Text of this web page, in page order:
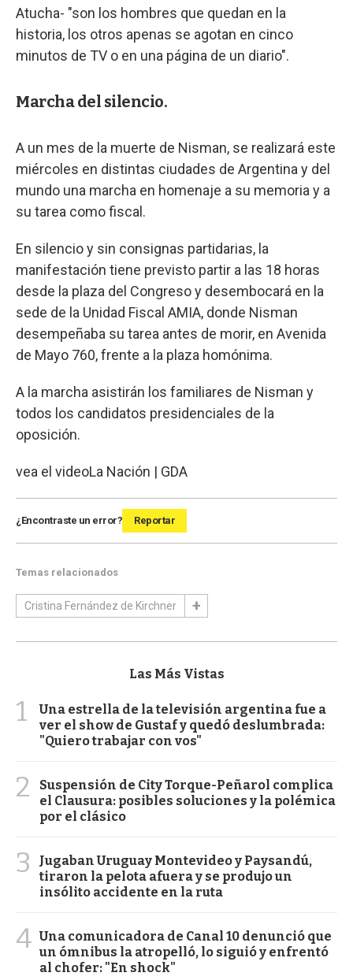
Atucha- "son los hombres que quedan en la
historia, los otros apenas se agotan en cinco
minutos de TV o en una página de un diario".
Marcha del silencio.
A un mes de la muerte de Nisman, se realizará este
miércoles en distintas ciudades de Argentina y del
mundo una marcha en homenaje a su memoria y a
su tarea como fiscal.
En silencio y sin consignas partidarias, la
manifestación tiene previsto partir a las 18 horas
desde la plaza del Congreso y desembocará en la
sede de la Unidad Fiscal AMIA, donde Nisman
desempeñaba su tarea antes de morir, en Avenida
de Mayo 760, frente a la plaza homónima.
A la marcha asistirán los familiares de Nisman y
todos los candidatos presidenciales de la
oposición.
vea el videoLa Nación | GDA
¿Encontraste un error? Reportar
Temas relacionados
Cristina Fernández de Kirchner
Las Más Vistas
1
Una estrella de la televisión argentina fue a
ver el show de Gustaf y quedó deslumbrada:
"Quiero trabajar con vos"
2
Suspensión de City Torque-Peñarol complica
el Clausura: posibles soluciones y la polémica
por el clásico
3
Jugaban Uruguay Montevideo y Paysandú,
tiraron la pelota afuera y se produjo un
insólito accidente en la ruta
4 Una comunicadora de Canal 10 denunció que
un ómnibus la atropelló, lo siguió y enfrentó
al chofer: "En shock"